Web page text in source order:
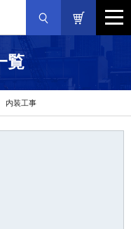
覧
内装工事